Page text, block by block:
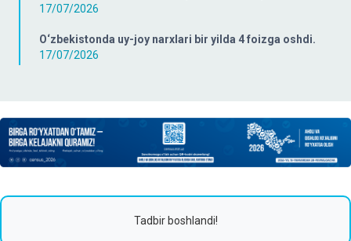
17/07/2026
O‘zbekistonda uy-joy narxlari bir yilda 4 foizga oshdi.
17/07/2026
Tadbir boshlandi!